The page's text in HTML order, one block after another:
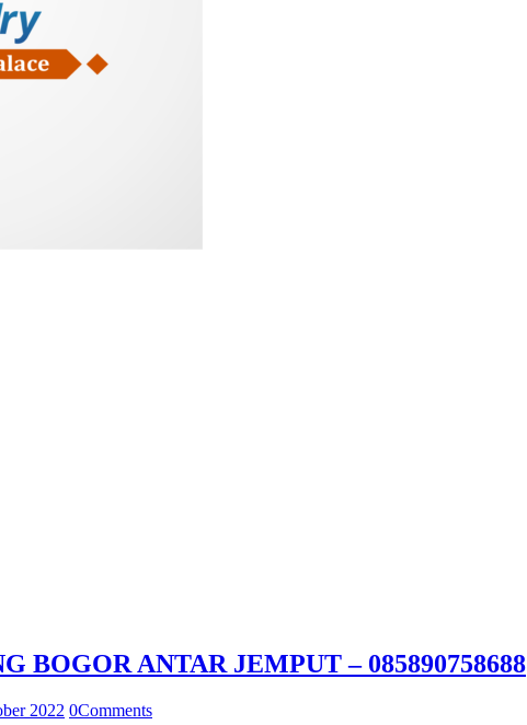
BOGOR ANTAR JEMPUT – 085890758688
2022 0Comments